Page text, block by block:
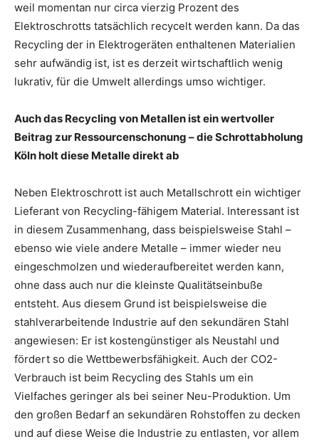
weil momentan nur circa vierzig Prozent des
Elektroschrotts tatsächlich recycelt werden kann. Da das
Recycling der in Elektrogeräten enthaltenen Materialien
sehr aufwändig ist, ist es derzeit wirtschaftlich wenig
lukrativ, für die Umwelt allerdings umso wichtiger.
Auch das Recycling von Metallen ist ein wertvoller
Beitrag zur Ressourcenschonung – die Schrottabholung
Köln holt diese Metalle direkt ab
Neben Elektroschrott ist auch Metallschrott ein wichtiger
Lieferant von Recycling-fähigem Material. Interessant ist
in diesem Zusammenhang, dass beispielsweise Stahl –
ebenso wie viele andere Metalle – immer wieder neu
eingeschmolzen und wiederaufbereitet werden kann,
ohne dass auch nur die kleinste Qualitätseinbuße
entsteht. Aus diesem Grund ist beispielsweise die
stahlverarbeitende Industrie auf den sekundären Stahl
angewiesen: Er ist kostengünstiger als Neustahl und
fördert so die Wettbewerbsfähigkeit. Auch der CO2-
Verbrauch ist beim Recycling des Stahls um ein
Vielfaches geringer als bei seiner Neu-Produktion. Um
den großen Bedarf an sekundären Rohstoffen zu decken
und auf diese Weise die Industrie zu entlasten, vor allem